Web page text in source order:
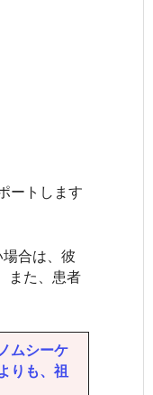
ートします
合は、彼
また、患者
ムシーケ
りも、祖